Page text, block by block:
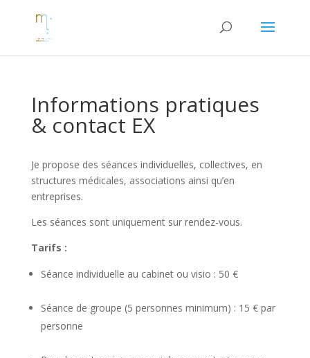
Informations pratiques
& contact EX
Je propose des séances individuelles, collectives, en
structures médicales, associations ainsi qu’en
entreprises.
Les séances sont uniquement sur rendez-vous.
Tarifs :
Séance individuelle au cabinet ou visio : 50 €
Séance de groupe (5 personnes minimum) : 15 € par
personne